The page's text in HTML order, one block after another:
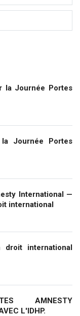
la Journée Portes
Journée Portes
International —
international
international
AMNESTY
L'IDHP.